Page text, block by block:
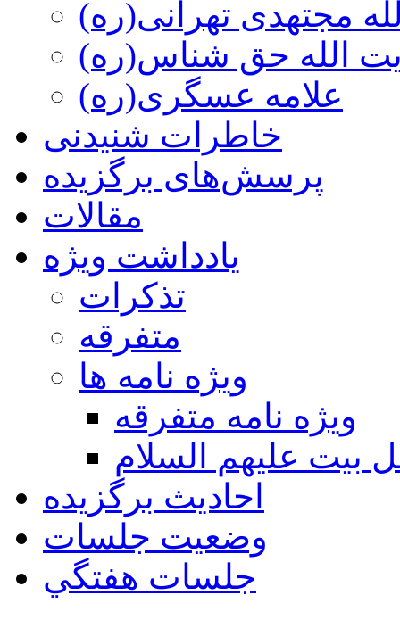
مجتهدی تهرانی(ره)
الله حق شناس(ره)
علامه عسگری(ره)
خاطرات شنیدنی
پرسش‌های برگزیده
مقالات
یادداشت ویژه
تذكرات
متفرقه
ويژه نامه ها
ويژه نامه متفرقه
بيت عليهم السلام
احادیث برگزیده
وضعیت جلسات
جلسات هفتگي